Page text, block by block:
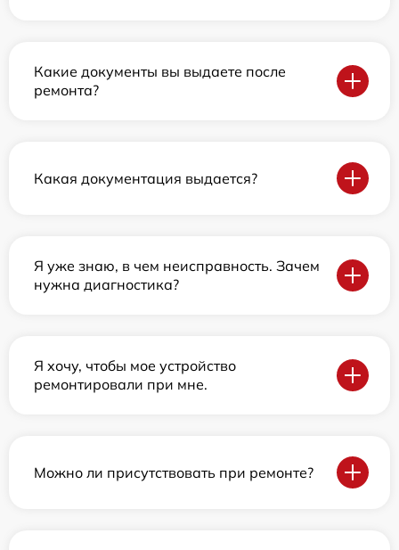
Какие документы вы выдаете после
ремонта?
Какая документация выдается?
Я уже знаю, в чем неисправность. Зачем
нужна диагностика?
Я хочу, чтобы мое устройство
ремонтировали при мне.
Можно ли присутствовать при ремонте?